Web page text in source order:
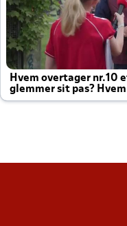
Hvem overtager nr.10
glemmer sit pas?
altid til efter kampe?